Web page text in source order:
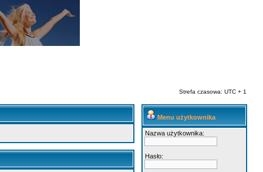
Strefa czasowa: UTC + 1
Menu użytkownika
Nazwa użytkownika:
Hasło: